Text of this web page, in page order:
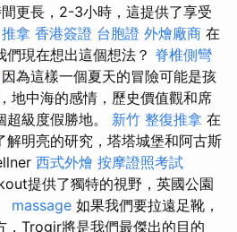
更長，2-3小時，這提供了享受
拿 香港簽證 台胞證 外燴廠商 在
現在想出這個想法？ 脊椎側彎
因為這樣一個夏天的冒險可能是孩
地中海的感情，歷史價值觀和席
級度假勝地。 新竹 整復推拿 在
解明亮的研究，塔塔城堡和阿古斯
西式外燴 按摩證照考試
提供了獨特的視野，英國公園
massage 如果我們要拉遠足靴，
，Trogir將是我們最傑出的目的